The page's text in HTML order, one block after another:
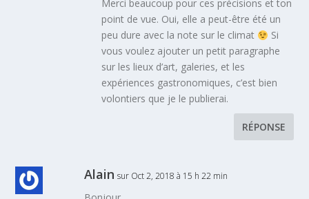
Merci beaucoup pour ces précisions et ton
point de vue. Oui, elle a peut-être été un
peu dure avec la note sur le climat
Si
vous voulez ajouter un petit paragraphe
sur les lieux d’art, galeries, et les
expériences gastronomiques, c’est bien
volontiers que je le publierai.
RÉPONSE
Alain sur Oct 2, 2018 à 15 h 22 min